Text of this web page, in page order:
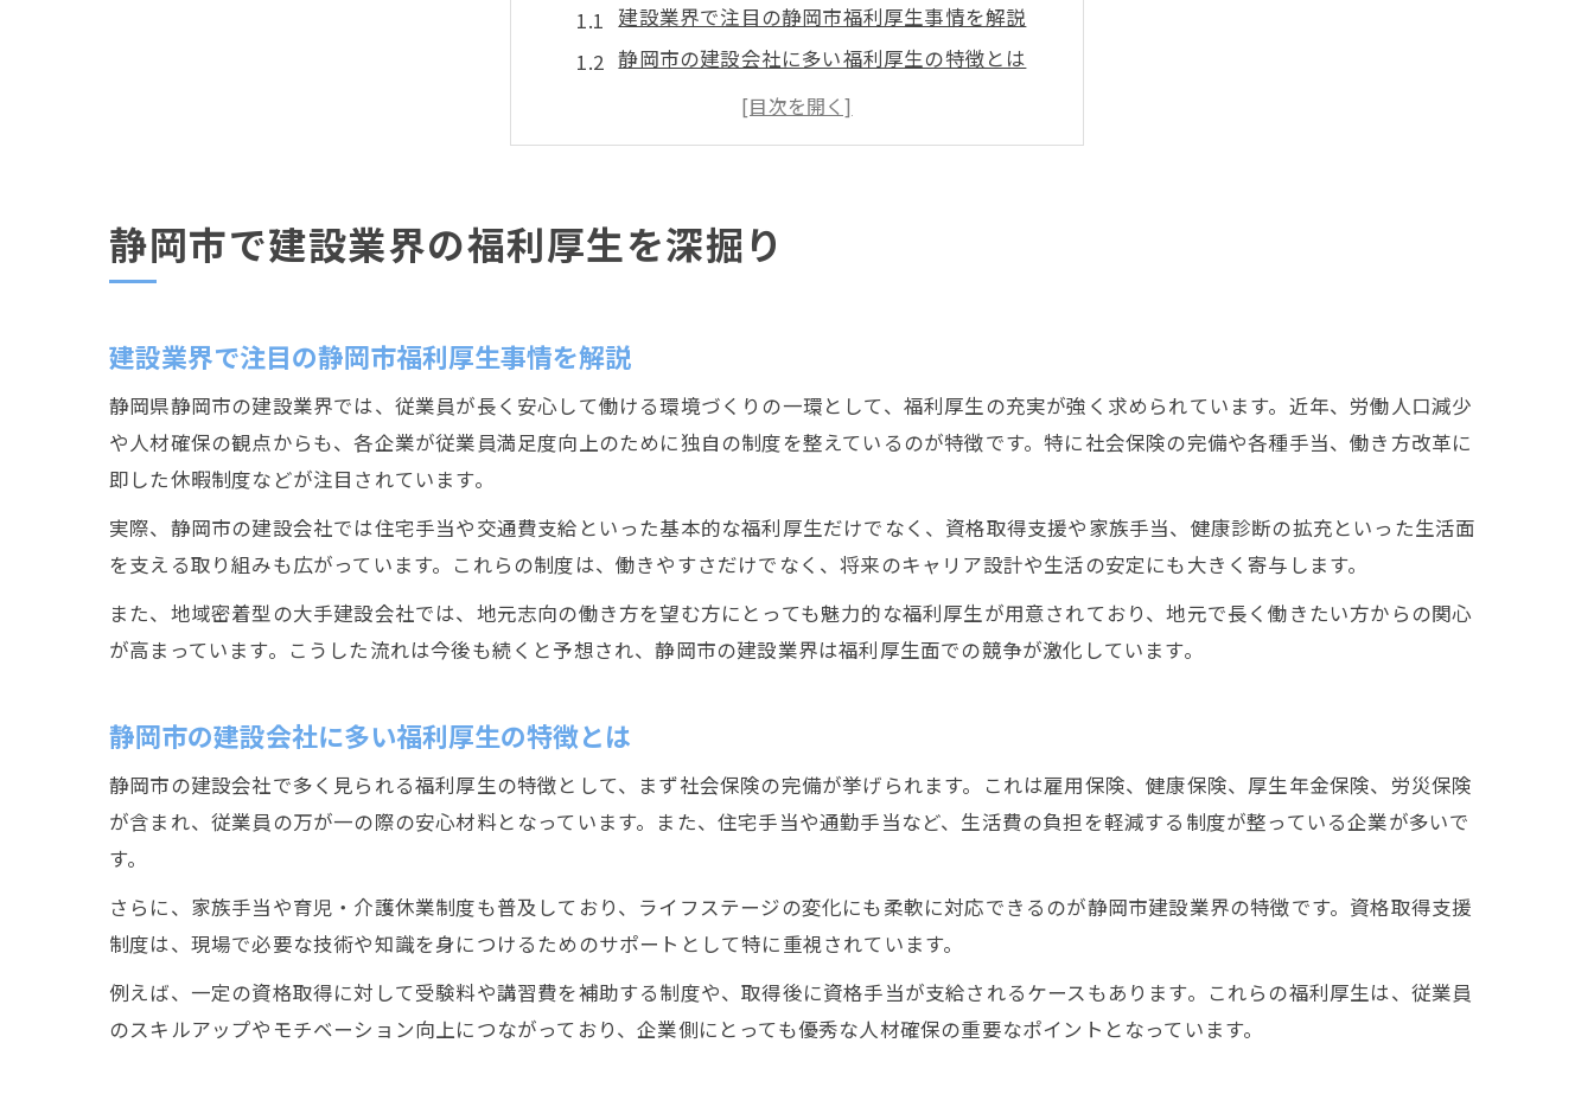
建設業界で注目の静岡市福利厚生事情を解説
静岡市の建設会社に多い福利厚生の特徴とは
働きやすさに直結する建設の福利厚生制度
静岡市建設業で生活を支える福利厚生の実態
働きやすさ重視なら建設分野への転職を
建設業界で叶う静岡市の働きやすさの理由
建設分野の安定性と静岡市での働きやすさ
静岡市建設業で実感できる働きやすい制度
建設業界で目指す静岡市の快適な職場選び
静岡建設業界で広がる安心の福利厚生制度
建設会社独自の静岡市福利厚生内容を紹介
安心して働ける建設の雇用制度を静岡で探す
静岡建設会社の安心感を支える各種制度
キャリア支援で注目される建設企業の魅力
建設会社で実現できる静岡市のキャリア形成
福利厚生が充実した建設企業での成長機会
建設業界で将来設計を支える静岡市福利厚生
静岡市で建設業界の福利厚生を深掘り
建設業界で注目の静岡市福利厚生事情を解説
静岡県静岡市の建設業界では、従業員が長く安心して働ける環境づくりの一環として、福利厚生の充実が強く求められています。近年、労働人口減少
や人材確保の観点からも、各企業が従業員満足度向上のために独自の制度を整えているのが特徴です。特に社会保険の完備や各種手当、働き方改革に
即した休暇制度などが注目されています。
実際、静岡市の建設会社では住宅手当や交通費支給といった基本的な福利厚生だけでなく、資格取得支援や家族手当、健康診断の拡充といった生活面
を支える取り組みも広がっています。これらの制度は、働きやすさだけでなく、将来のキャリア設計や生活の安定にも大きく寄与します。
また、地域密着型の大手建設会社では、地元志向の働き方を望む方にとっても魅力的な福利厚生が用意されており、地元で長く働きたい方からの関心
が高まっています。こうした流れは今後も続くと予想され、静岡市の建設業界は福利厚生面での競争が激化しています。
静岡市の建設会社に多い福利厚生の特徴とは
静岡市の建設会社で多く見られる福利厚生の特徴として、まず社会保険の完備が挙げられます。これは雇用保険、健康保険、厚生年金保険、労災保険
が含まれ、従業員の万が一の際の安心材料となっています。また、住宅手当や通勤手当など、生活費の負担を軽減する制度が整っている企業が多いで
す。
さらに、家族手当や育児・介護休業制度も普及しており、ライフステージの変化にも柔軟に対応できるのが静岡市建設業界の特徴です。資格取得支援
制度は、現場で必要な技術や知識を身につけるためのサポートとして特に重視されています。
例えば、一定の資格取得に対して受験料や講習費を補助する制度や、取得後に資格手当が支給されるケースもあります。これらの福利厚生は、従業員
のスキルアップやモチベーション向上につながっており、企業側にとっても優秀な人材確保の重要なポイントとなっています。